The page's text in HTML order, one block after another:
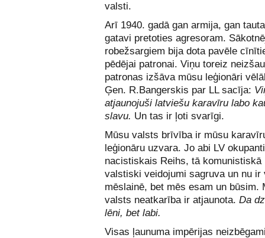
valsti.
Arī 1940. gadā gan armija, gan
gatavi pretoties agresoram.
robežsargiem bija dota pavēle
pēdējai patronai. Viņu toreiz
patronas izšāva mūsu leģionāri
Ģen. R.Bangerskis par LL sacīja:
atjaunojuši latviešu karavīru labo
slavu. Un tas ir ļoti svarīgi.
Mūsu valsts brīvība ir mūsu
leģionāru uzvara. Jo abi LV
nacistiskais Reihs, tā komunistiskā
valstiski veidojumi sagruva un nu ir
mēslainē, bet mēs esam un būsim.
valsts neatkarība ir atjaunota. Da
lēni, bet labi.
Visas ļaunuma impērijas